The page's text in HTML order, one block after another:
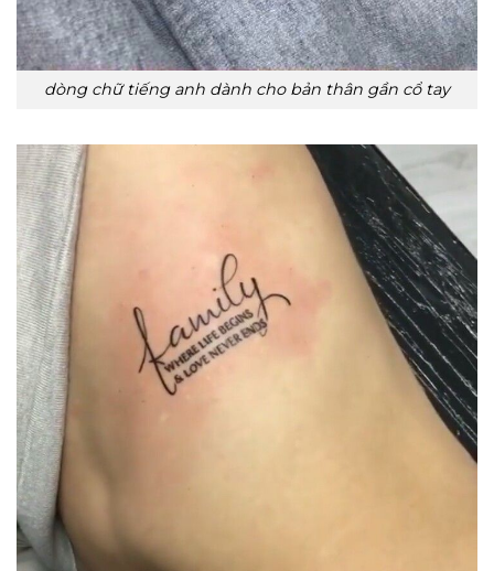
dòng chữ tiếng anh dành cho bản thân gần cổ tay